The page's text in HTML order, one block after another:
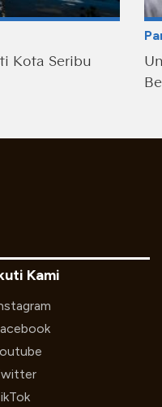
Kota Seribu
Kami